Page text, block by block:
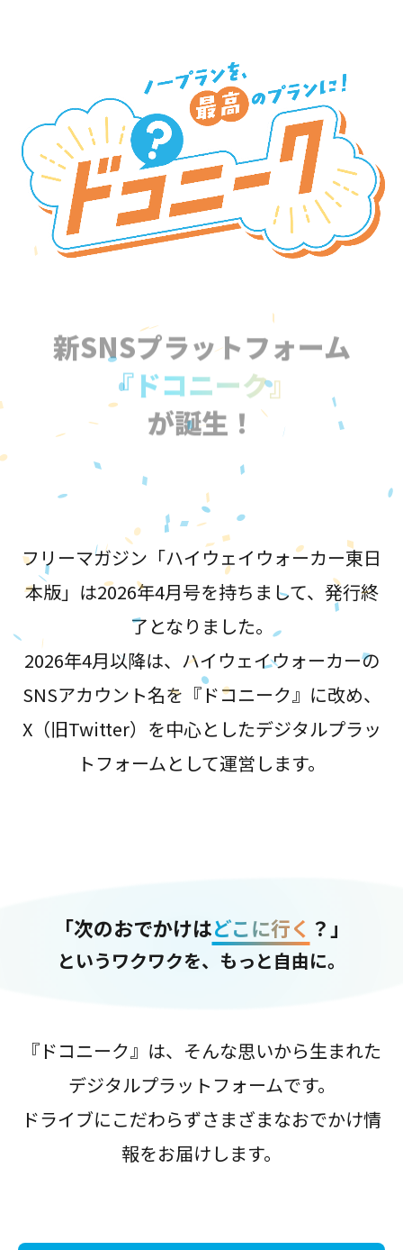
新SNSプラットフォーム
『ドコニーク』
が誕生！
フリーマガジン「ハイウェイウォーカー東日
本版」は2026年4月号を持ちまして、発行終
了となりました。
2026年4月以降は、ハイウェイウォーカーの
SNSアカウント名を『ドコニーク』に改め、
X（旧Twitter）を中心としたデジタルプラッ
トフォームとして運営します。
「次のおでかけはどこに行く ？」
というワクワクを、もっと自由に。
『ドコニーク』は、そんな思いから生まれた
デジタルプラットフォームです。
ドライブにこだわらずさまざまなおでかけ情
報をお届けします。